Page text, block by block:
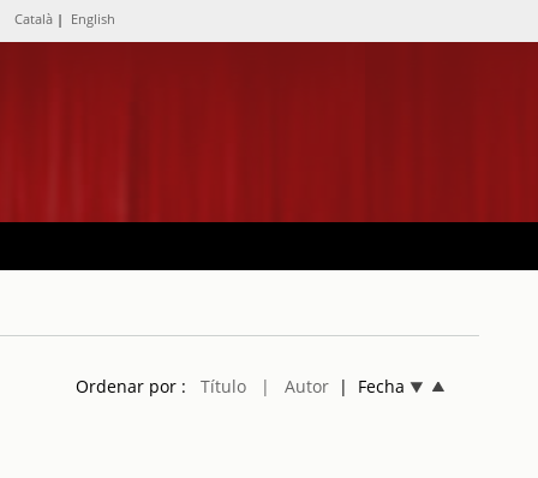
Català | English
Ordenar por : Título | Autor| Fecha